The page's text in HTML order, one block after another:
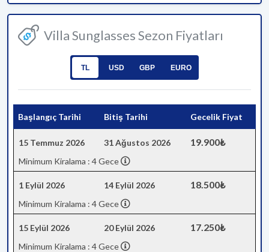
Villa Sunglasses Sezon Fiyatları
TL USD GBP EURO
Başlangıç Tarihi Bitiş Tarihi Gecelik Fiyat
15 Temmuz 2026 31 Ağustos 2026 19.900₺
Minimum Kiralama : 4 Gece
1 Eylül 2026 14 Eylül 2026 18.500₺
Minimum Kiralama : 4 Gece
15 Eylül 2026 20 Eylül 2026 17.250₺
Minimum Kiralama : 4 Gece